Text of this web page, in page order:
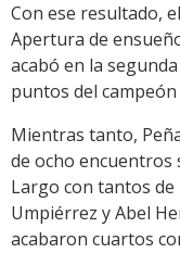
Con ese resultado,
Apertura de
acabó en la
puntos del campeón
Mientras tanto,
de ocho encuentros
Largo con tantos de
Umpiérrez y Abel
acabaron cuartos